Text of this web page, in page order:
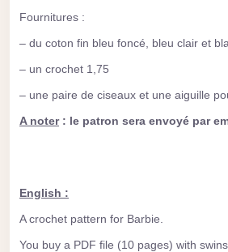
Fournitures :
– du coton fin bleu foncé, bleu clair et
– un crochet 1,75
– une paire de ciseaux et une aiguille
A noter: le patron sera envoyé par
English :
A crochet pattern for Barbie.
You buy a PDF file (10 pages) with